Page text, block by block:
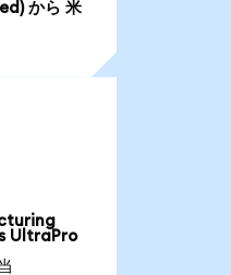
から 米
UltraPro